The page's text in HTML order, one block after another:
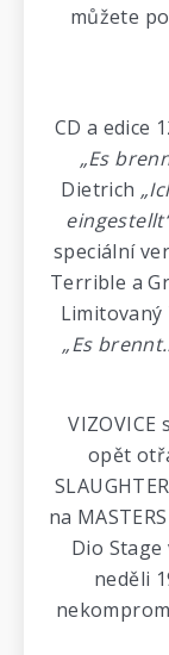
můžete
CD a edice
„Es
Dietrich
speciální
Terrible a
„Es
opět
na
Dio
neděli